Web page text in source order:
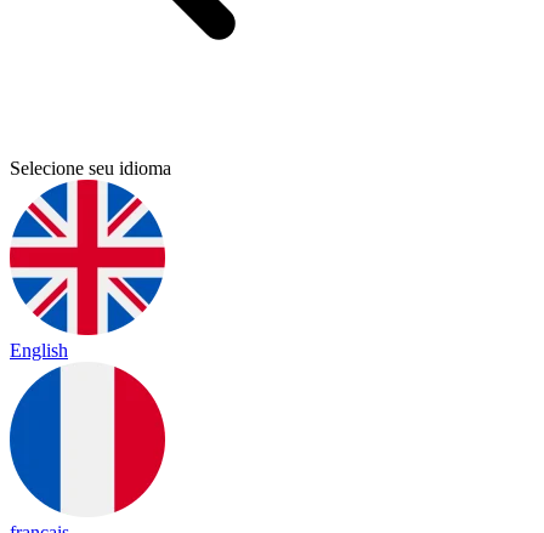
Selecione seu idioma
English